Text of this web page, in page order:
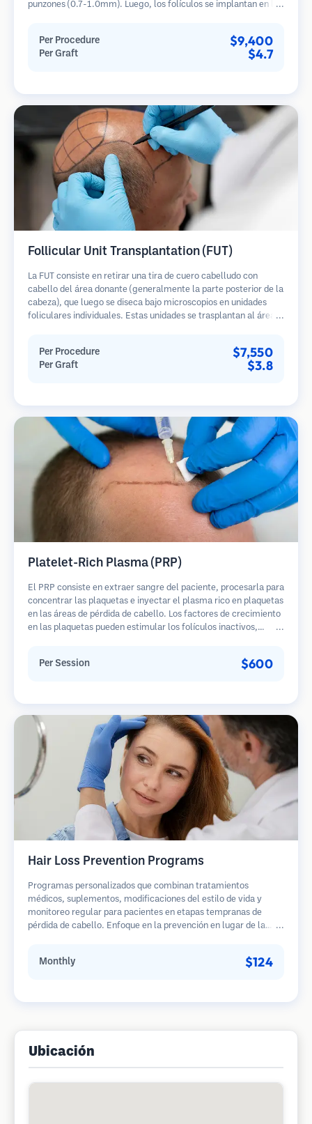
punzones (0.7-1.0mm). Luego, los folículos se implantan en las
en comparación con los métodos de extracción de tiras.
Per Procedure $9,400
Per Graft $4.7
Follicular Unit Transplantation (FUT)
La FUT consiste en retirar una tira de cuero cabelludo con
cabello del área donante (generalmente la parte posterior de la
cabeza), que luego se diseca bajo microscopios en unidades
foliculares individuales. Estas unidades se trasplantan al área
Per Procedure $7,550
Per Graft $3.8
Platelet-Rich Plasma (PRP)
El PRP consiste en extraer sangre del paciente, procesarla para
concentrar las plaquetas e inyectar el plasma rico en plaquetas
en las áreas de pérdida de cabello. Los factores de crecimiento
en las plaquetas pueden estimular los folículos inactivos,
sesiones.
Per Session $600
Hair Loss Prevention Programs
Programas personalizados que combinan tratamientos
médicos, suplementos, modificaciones del estilo de vida y
monitoreo regular para pacientes en etapas tempranas de
pérdida de cabello. Enfoque en la prevención en lugar de la
Monthly $124
Ubicación